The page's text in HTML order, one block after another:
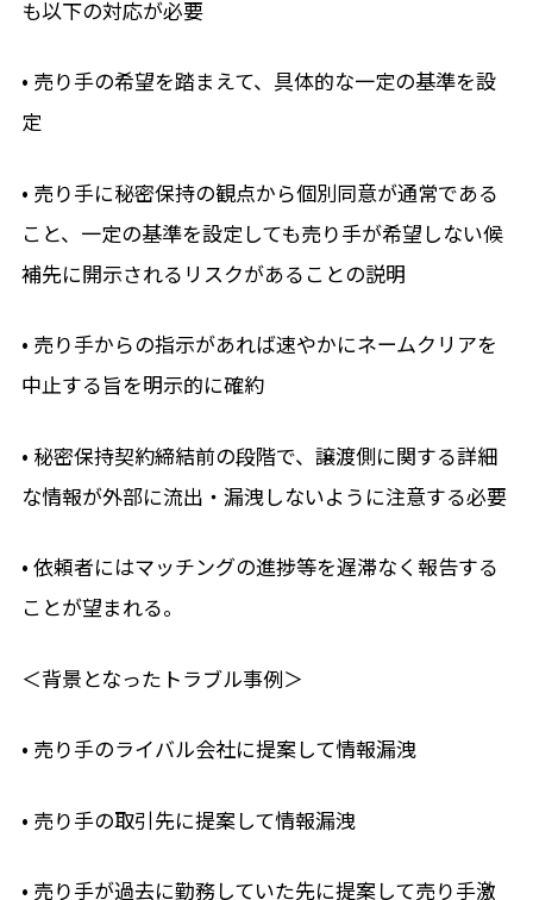
も以下の対応が必要
• 売り手の希望を踏まえて、具体的な一定の基準を設
定
• 売り手に秘密保持の観点から個別同意が通常である
こと、一定の基準を設定しても売り手が希望しない候
補先に開示されるリスクがあることの説明
• 売り手からの指示があれば速やかにネームクリアを
中止する旨を明示的に確約
• 秘密保持契約締結前の段階で、譲渡側に関する詳細
な情報が外部に流出・漏洩しないように注意する必要
• 依頼者にはマッチングの進捗等を遅滞なく報告する
ことが望まれる。
＜背景となったトラブル事例＞
• 売り手のライバル会社に提案して情報漏洩
• 売り手の取引先に提案して情報漏洩
• 売り手が過去に勤務していた先に提案して売り手激